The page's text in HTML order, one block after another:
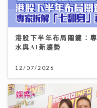
港股下半年布局關鍵：
水與AI新趨勢
12/07/2026